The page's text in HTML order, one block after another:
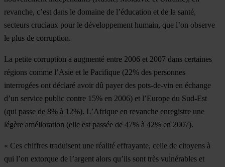
revanche, c’est dans le domaine de l’éducation et de la santé,
secteurs cruciaux pour le développement humain, que l’on observe
le plus de corruption.
La petite corruption a augmenté entre 2006 et 2007 dans certaines
régions comme l’Asie et le Pacifique (22% des personnes
interrogées ont déclaré avoir dû payer des pots-de-vin en échange
d’un service public contre 15% en 2006) et l’Europe du Sud-Est
(qui passe de 8% à 12%). L’Afrique en revanche enregistre une
légère amélioration (elle est passée de 47% à 42% en 2007).
« Ces chiffres traduisent une réalité effrayante, celle de citoyens à
qui l’on extorque de l’argent alors qu’ils sont très vulnérables et